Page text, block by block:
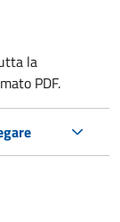
la
PDF.